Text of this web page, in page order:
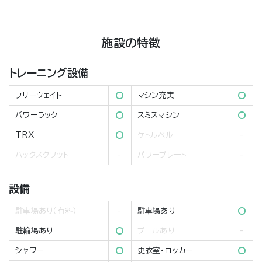
施設の特徴
トレーニング設備
フリーウェイト マシン充実
パワーラック スミスマシン
TRX ケトルベル
ハックスクワット パワープレート
設備
駐車場あり（有料） 駐車場あり
駐輪場あり プールあり
シャワー 更衣室・ロッカー